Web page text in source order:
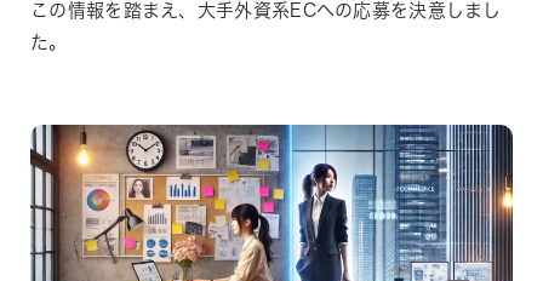
この情報を踏まえ、大手外資系ECへの応募を決意しまし
た。